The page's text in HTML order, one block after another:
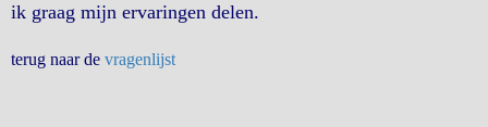
ik graag mijn ervaringen delen.
terug naar de vragenlijst